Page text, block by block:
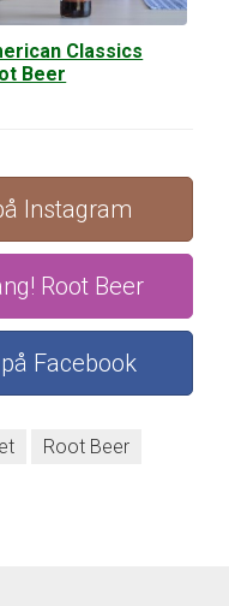
Classics
Beer
Instagram
Root Beer
Facebook
Root Beer